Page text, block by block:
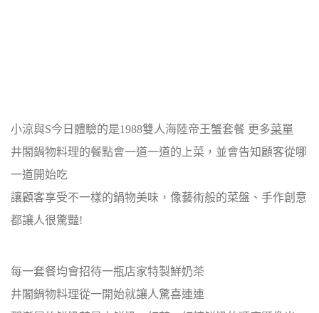
小涼與S今日體驗的是1988雙人海陸帝王蟹套餐 更多菜單
井閣鍋物料理的餐點會一道一道的上菜，並會告知顧客從哪
一道開始吃
讓顧客享受不一樣的鍋物美味，像藝術般的菜盤、手作創意
都讓人很驚豔!
每一套餐均會招待一瓶店家特製鮮奶茶
井閣鍋物料理從一開始就讓人驚喜連連